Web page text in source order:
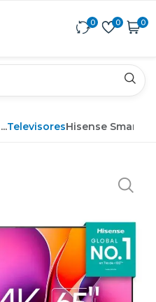
0 0 0
...TelevisoresHisense Smart